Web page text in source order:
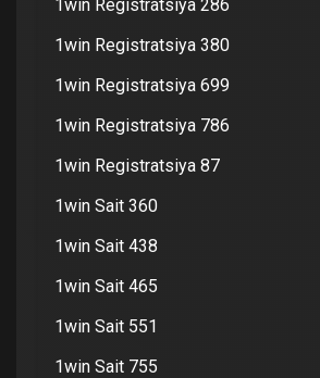
1win Registratsiya 286
1win Registratsiya 380
1win Registratsiya 699
1win Registratsiya 786
1win Registratsiya 87
1win Sait 360
1win Sait 438
1win Sait 465
1win Sait 551
1win Sait 755